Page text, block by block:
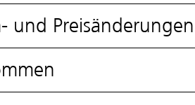
und Preisänderungen